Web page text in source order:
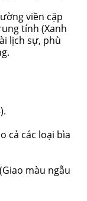
viền cặp
tính (Xanh
lịch sự, phù
cả các loại bìa
màu ngẫu